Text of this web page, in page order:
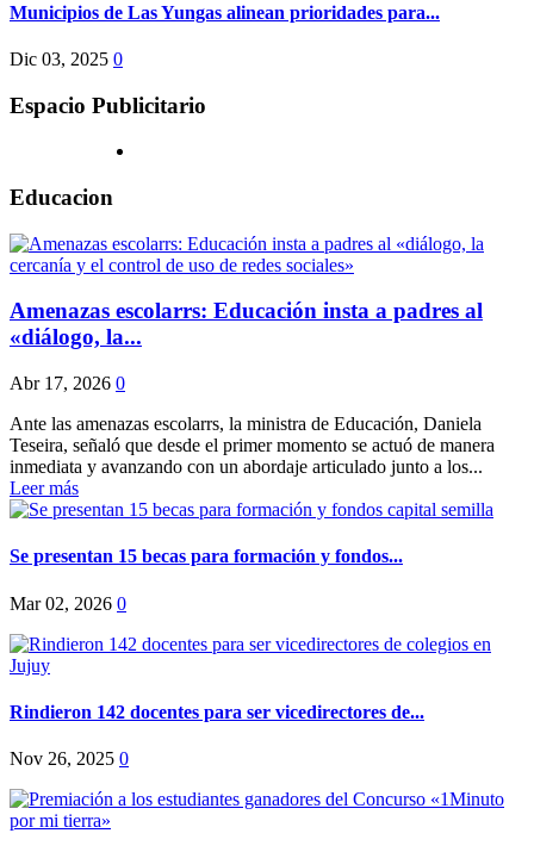
Municipios de Las Yungas alinean prioridades para...
Dic 03, 2025 0
Espacio Publicitario
Educacion
Amenazas escolarrs: Educación insta a padres al
«diálogo, la...
Abr 17, 2026 0
Ante las amenazas escolarrs, la ministra de Educación, Daniela
Teseira, señaló que desde el primer momento se actuó de manera
inmediata y avanzando con un abordaje articulado junto a los...
Leer más
Se presentan 15 becas para formación y fondos...
Mar 02, 2026 0
Rindieron 142 docentes para ser vicedirectores de...
Nov 26, 2025 0